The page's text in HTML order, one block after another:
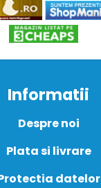
Informatii
Despre noi
Plata si livrare
datelor